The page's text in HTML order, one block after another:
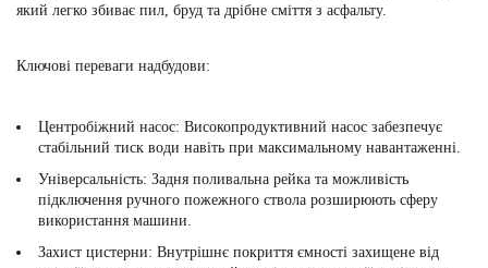
який легко збиває пил, бруд та дрібне сміття з асфальту.
Ключові переваги надбудови:
Центробіжний насос: Високопродуктивний насос забезпечує
стабільний тиск води навіть при максимальному навантаженні.
Універсальність: Задня поливальна рейка та можливість
підключення ручного пожежного ствола розширюють сферу
використання машини.
Захист цистерни: Внутрішнє покриття ємності захищене від